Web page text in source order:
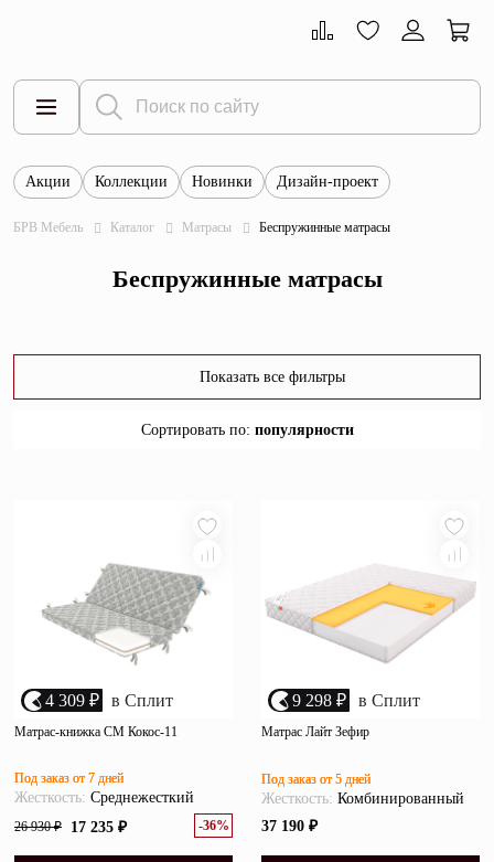
Все товары
Тумбы
Шкафы
Полки
Матрасы
Прихожие
Освещение
Наши салоны
Покупателям
Акции Коллекции Новинки Дизайн-проект
БРВ Мебель Каталог Матрасы Беспружинные матрасы
Беспружинные матрасы
Показать все фильтры
Сортировать по: популярности
размеру скидки
4 309 ₽ в Сплит
Матрас-книжка СМ Кокос-11
26 930 ₽ 17 235 ₽ -36%
Под заказ от 7 дней
Жесткость: Среднежесткий
9 298 ₽ в Сплит
Матрас Лайт Зефир
37 190 ₽
Под заказ от 5 дней
Жесткость: Комбинированный